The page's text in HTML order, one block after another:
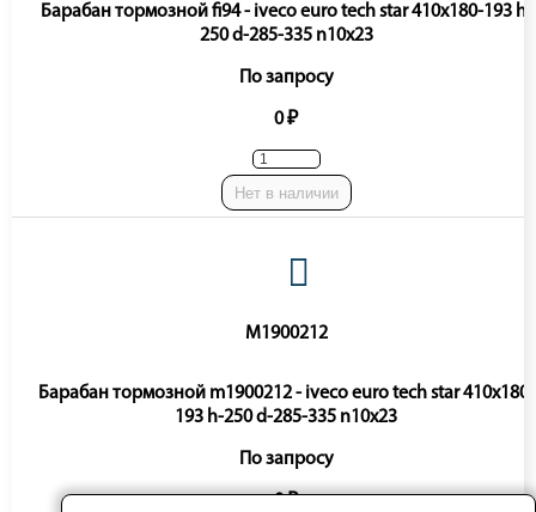
Барабан тормозной fi94 - iveco euro tech star 410x180-193 h-
250 d-285-335 n10x23
По запросу
0 ₽
Нет в наличии
M1900212
Барабан тормозной m1900212 - iveco euro tech star 410x180-
193 h-250 d-285-335 n10x23
По запросу
0 ₽